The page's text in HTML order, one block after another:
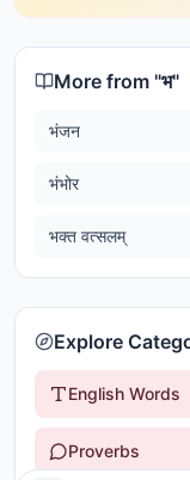
More from "भ"
भंजन
भंभोर
भक्त वत्सलम्
Explore
English Words
Proverbs